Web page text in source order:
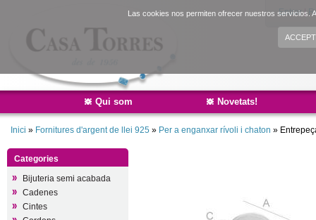
Las cookies nos permiten ofrecer nuestros servicios.
ACCEPT
Entrar|
Qui som Novetats!
Inici » Fornitures d'argent de llei 925 » Per a enganxar rívoli i chaton »
Categories
Bijuteria semi acabada
Cadenes
Cintes